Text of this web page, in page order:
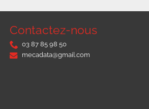
Contactez-nous
03 87 85 98 50
mecadata@gmail.com